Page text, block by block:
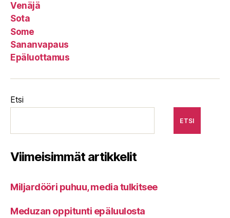
Venäjä
Sota
Some
Sananvapaus
Epäluottamus
Etsi
ETSI
Viimeisimmät artikkelit
Miljardööri puhuu, media tulkitsee
Meduzan oppitunti epäluulosta